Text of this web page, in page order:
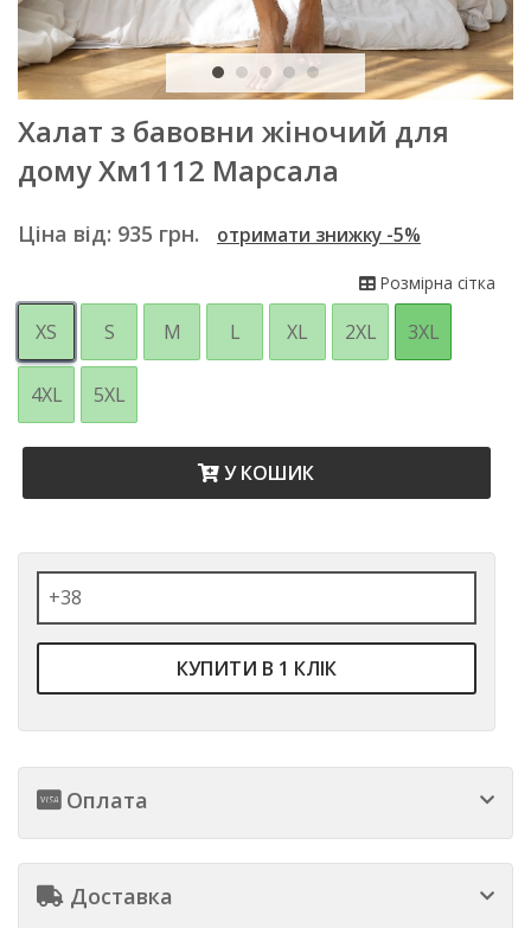
Халат з бавовни жіночий для
дому Хм1112 Марсала
Ціна від: 935 грн. отримати знижку -5%
Розмірна сітка
XS S M L XL 2XL 3XL
4XL 5XL
У КОШИК
КУПИТИ В 1 КЛІК
Оплата
Доставка